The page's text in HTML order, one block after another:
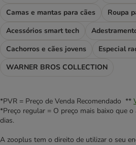
Camas e mantas para cães
Roupa
Acessórios smart tech
Cachorros e cães jovens
Especial
WARNER BROS COLLECTION
*PVR = Preço de Venda Recomendado **
*Preço regular = O preço mais baixo que
dias.
A zooplus tem o direito de utilizar o seu